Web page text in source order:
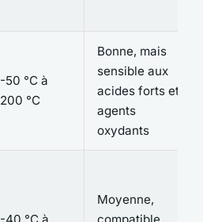
-50 °C à
200 °C
Bonne, mais
sensible aux
acides forts et
agents
oxydants
Moyenne,